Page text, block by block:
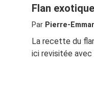
Flan
Par Pierre-
La recette du
ici revisitée avec